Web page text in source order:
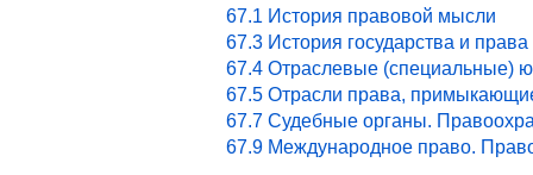
67.1 История правовой мысли
67.3 История государства и права
67.4 Отраслевые (специальные)
67.5 Отрасли права,
67.7 Судебные органы.
67.9 Международное право.